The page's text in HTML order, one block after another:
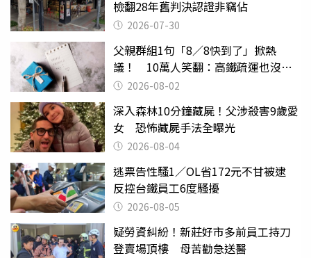
檢翻28年舊判決認證非竊佔
2026-07-30
父親群組1句「8／8快到了」掀熱
議！ 10萬人笑翻：高鐵疏運也沒列
父親節
2026-08-02
深入森林10分鐘藏屍！父涉殺害9歲愛
女 恐怖藏屍手法全曝光
2026-08-04
逃票告性騷1／OL省172元不甘被逮
反控台鐵員工6度騷擾
2026-08-05
疑勞資糾紛！新莊好市多前員工持刀
登賣場頂樓 母苦勸急送醫